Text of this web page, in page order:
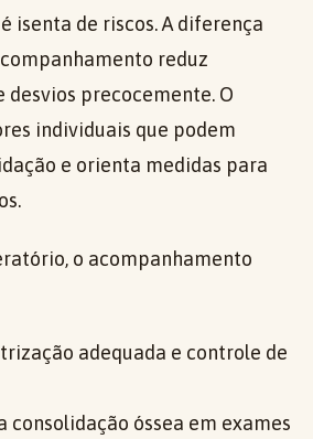
isenta de riscos. A diferença
reduz
precocemente. O
individuais que podem
e orienta medidas para
o acompanhamento
adequada e controle de
consolidação óssea em exames